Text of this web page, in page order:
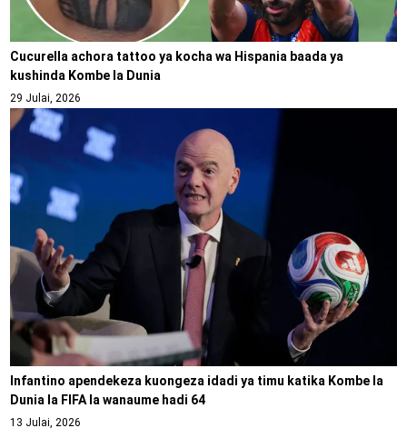
Cucurella achora tattoo ya kocha wa Hispania baada ya
kushinda Kombe la Dunia
29 Julai, 2026
Infantino apendekeza kuongeza idadi ya timu katika Kombe la
Dunia la FIFA la wanaume hadi 64
13 Julai, 2026